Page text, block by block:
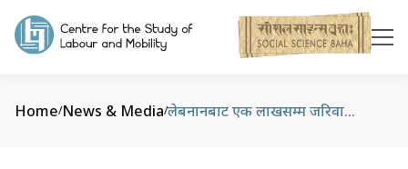
Home/News & Media/ लेबनानबाट एक लाखसम्म जरिवाना तिरेर फर्कंदै श्रमिक